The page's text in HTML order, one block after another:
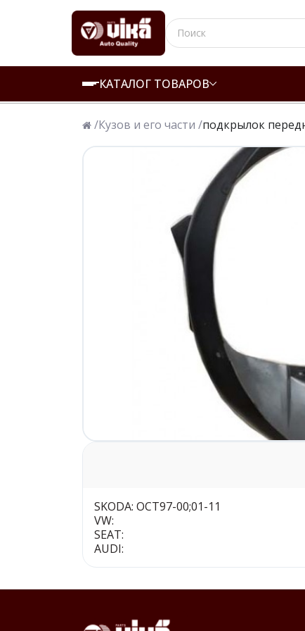
КАТАЛОГ ТОВАРОВ
/Кузов и его части /подкрылок
SKODA: OCT97-00;01-11
VW:
SEAT:
AUDI: